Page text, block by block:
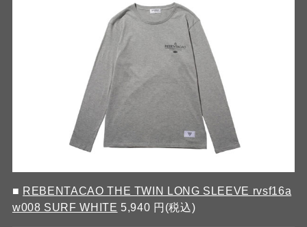
■ REBENTACAO THE TWIN LONG SLEEVE rvsf16a
w008 SURF WHITE 5,940 円(税込)